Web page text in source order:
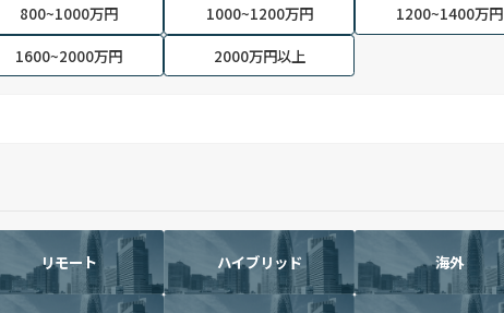
800~1000万円 1000~1200万円
1200~1400万円
1600~2000万円 2000万円以上
リモート ハイブリッド 海外